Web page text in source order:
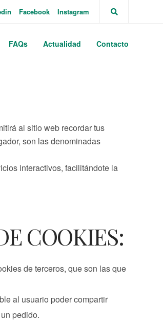
Facebook Instagram
FAQs Actualidad Contacto
al sitio web recordar tus
son las denominadas
interactivos, facilitándote la
COOKIES:
de terceros, que son las que
al usuario poder compartir
pedido.